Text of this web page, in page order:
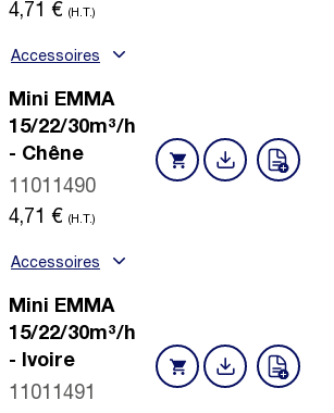
4,71 € (H.T.)
Accessoires
Mini EMMA
15/22/30m³/h
- Chêne
11011490
4,71 € (H.T.)
Accessoires
Mini EMMA
15/22/30m³/h
- Ivoire
11011491